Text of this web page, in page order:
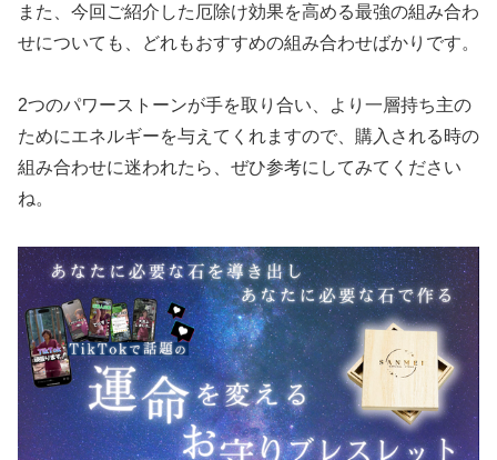
また、今回ご紹介した厄除け効果を高める最強の組み合わ
せについても、どれもおすすめの組み合わせばかりです。
2つのパワーストーンが手を取り合い、より一層持ち主の
ためにエネルギーを与えてくれますので、購入される時の
組み合わせに迷われたら、ぜひ参考にしてみてください
ね。